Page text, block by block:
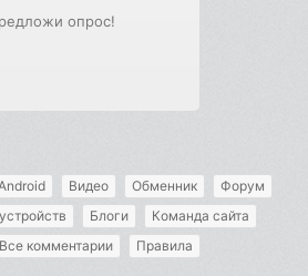
опрос!
Android Видео Обменник
Форум
Блоги
Команда сайта
Все комментарии Правила